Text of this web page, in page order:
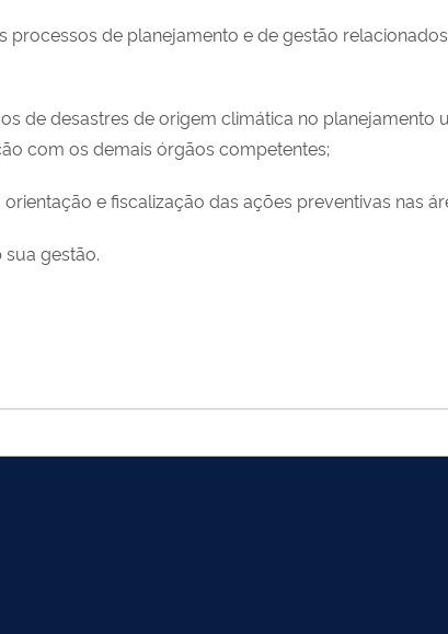
de planejamento e de gestão
de desastres de origem climática no
com os demais órgãos competentes;
e fiscalização das ações preventivas nas
gestão.